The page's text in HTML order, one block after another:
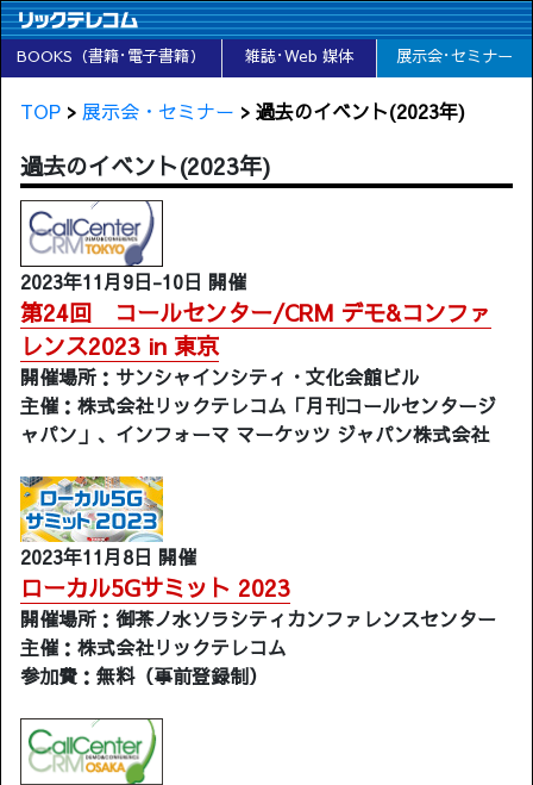
BOOKS（書籍･電子書籍） 雑誌･Web 媒体 展示会･セミナー
TOP > 展示会・セミナー > 過去のイベント(2023年)
過去のイベント(2023年)
2023年11月9日-10日 開催
第24回 コールセンター/CRM デモ&コンファ
レンス2023 in 東京
開催場所：サンシャインシティ・文化会館ビル
主催：株式会社リックテレコム「月刊コールセンタージ
ャパン」、インフォーマ マーケッツ ジャパン株式会社
2023年11月8日 開催
ローカル5Gサミット 2023
開催場所：御茶ノ水ソラシティカンファレンスセンター
主催：株式会社リックテレコム
参加費：無料（事前登録制）